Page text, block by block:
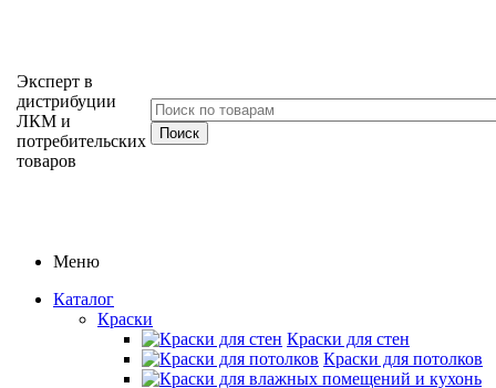
Эксперт в
дистрибуции
ЛКМ и
потребительских
товаров
Меню
Каталог
Краски
Краски для стен
Краски для потолков